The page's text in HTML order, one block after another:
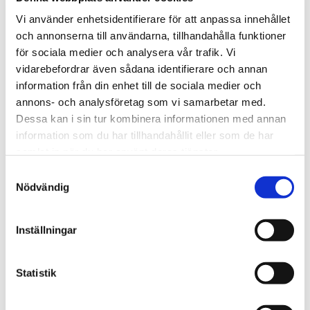
Vi använder enhetsidentifierare för att anpassa innehållet
och annonserna till användarna, tillhandahålla funktioner
för sociala medier och analysera vår trafik. Vi
vidarebefordrar även sådana identifierare och annan
information från din enhet till de sociala medier och
annons- och analysföretag som vi samarbetar med.
Dessa kan i sin tur kombinera informationen med annan
information som du har tillhandahållit eller som de har
Nödvändig
Inställningar
Statistik
strular, en luftbälg eller kompressor, enklare
elfel, Jourreparationer lastbil eller bärgning
till verkstad. Jour0521-155 22
Hjälp vid punktering
motorvägen. Ingen trevlig upplevelse folk
respekterar inte när det sker en olycka.
av ett körfält till. Så att dom kunde